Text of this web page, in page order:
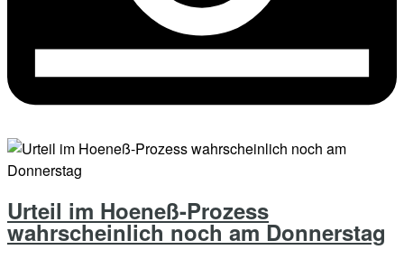
Urteil im Hoeneß-Prozess
wahrscheinlich noch am Donnerstag